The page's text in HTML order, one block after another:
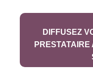
DIFFUSEZ